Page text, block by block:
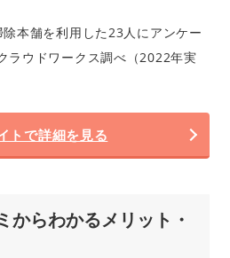
本舗を利用した23人にアンケー
ラウドワークス調べ（2022年実
トで詳細を見る
からわかるメリット・